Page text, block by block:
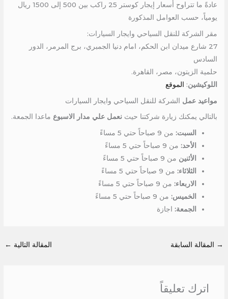
عادةً ما تتراوح أسعار إيجار كوستر 25 راكب بين 500 إلى 1500 ريال
يومياً، حسب العوامل المذكورة
مقر الشركة للنقل السياحي وايجار السيارات:
27 شارع ميدان ابن الحكم، امام دنيا الجمبري، برج المرمر، الدور
السادس
حلمية الزيتون، مصر، القاهرة.
اللوكيشين: الموقع
مواعيد عمل الشركة للنقل السياحي وايجار السيارات
بالتالي يمكنك زيارة شركتنا حيثنعمل علي مدار الاسبوع ماعدا الجمعة.
السبت: من 9 صباحاً حتي 5 مساءً
الأحد: من 9 صباحاً حتي 5 مساءً
الأثنين من 9 صباحاً حتي 5 مساءً
الثلاثاء: من 9 صباحاً حتي 5 مساءً
الاربعاء: من 9 صباحاً حتي 5 مساءً
الخميس: من 9 صباحاً حتي 5 مساءً
الجمعة: اجازة
→ المقالة السابقة المقالة التالية ←
اترك تعليقاً